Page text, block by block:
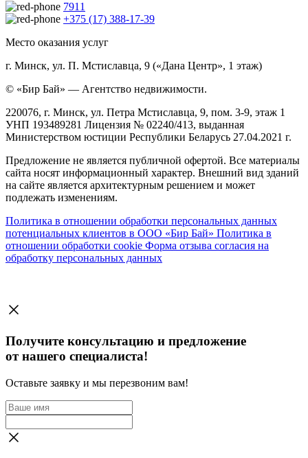
7911
+375 (17) 388-17-39
Место оказания услуг
г. Минск, ул. П. Мстиславца, 9 («Дана Центр», 1 этаж)
© «Бир Бай» — Агентство недвижимости.
220076, г. Минск, ул. Петра Мстиславца, 9, пом. 3-9, этаж 1
УНП 193489281 Лицензия № 02240/413, выданная
Министерством юстиции Республики Беларусь 27.04.2021 г.
Предложение не является публичной офертой. Все материалы
сайта носят информационный характер. Внешний вид зданий
на сайте является архитектурным решением и может
подлежать изменениям.
Политика в отношении обработки персональных данных
потенциальных клиентов в ООО «Бир Бай» Политика в
отношении обработки cookie Форма отзыва согласия на
обработку персональных данных
Получите консультацию и предложение
от нашего специалиста!
Оставьте заявку и мы перезвоним вам!